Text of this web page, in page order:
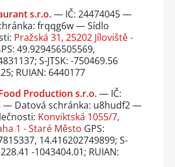
s.r.o.— IČ: 24474045 —
frqqg6w — Sídlo
Pražská 31, 25202 Jíloviště -
49.929456505569,
S-JTSK: -750469.56
RUIAN: 6440177
Production s.r.o.— IČ:
— Datová schránka: u8hudf2 —
Konviktská 1055/7,
1 - Staré Město GPS:
14.416202749899; S-
-1043404.01; RUIAN: